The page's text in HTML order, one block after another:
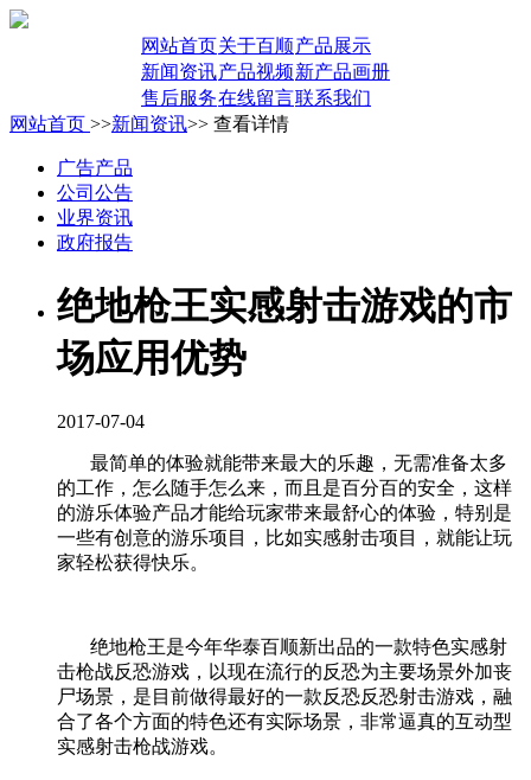
网站首页关于百顺产品展示
新闻资讯产品视频新产品画册
售后服务在线留言联系我们
网站首页 >>新闻资讯>> 查看详情
广告产品
公司公告
业界资讯
政府报告
绝地枪王实感射击游戏的市
场应用优势
2017-07-04
最简单的体验就能带来最大的乐趣，无需准备太多
的工作，怎么随手怎么来，而且是百分百的安全，这样
的游乐体验产品才能给玩家带来最舒心的体验，特别是
一些有创意的游乐项目，比如实感射击项目，就能让玩
家轻松获得快乐。
绝地枪王是今年华泰百顺新出品的一款特色实感射
击枪战反恐游戏，以现在流行的反恐为主要场景外加丧
尸场景，是目前做得最好的一款反恐反恐射击游戏，融
合了各个方面的特色还有实际场景，非常逼真的互动型
实感射击枪战游戏。